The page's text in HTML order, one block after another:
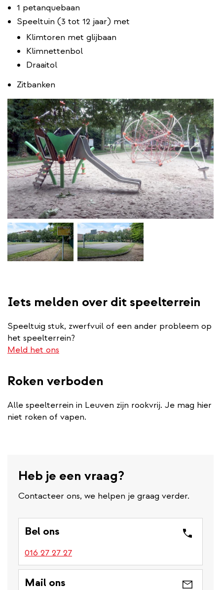
1 petanquebaan
Speeltuin (3 tot 12 jaar) met
Klimtoren met glijbaan
Klimnettenbol
Draaitol
Zitbanken
Iets melden over dit speelterrein
Speeltuig stuk, zwerfvuil of een ander probleem op
het speelterrein?
Meld het ons
Roken verboden
Alle speelterrein in Leuven zijn rookvrij. Je mag hier
niet roken of vapen.
Heb je een vraag?
Contacteer ons, we helpen je graag verder.
Bel ons
016 27 27 27
Mail ons